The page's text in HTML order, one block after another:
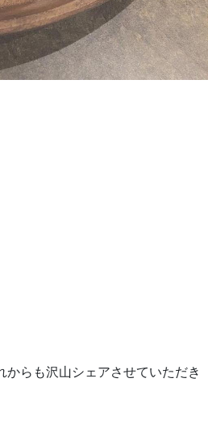
らも沢山シェアさせていただき